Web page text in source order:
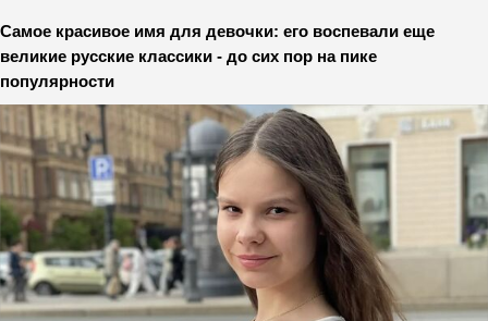
Самое красивое имя для девочки: его воспевали еще
великие русские классики - до сих пор на пике
популярности